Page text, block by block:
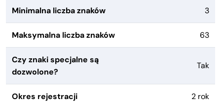
Minimalna liczba znaków 3
Maksymalna liczba znaków 63
Czy znaki specjalne są
dozwolone?
Tak
Okres rejestracji 2 rok